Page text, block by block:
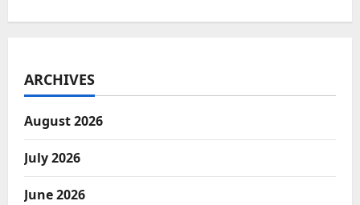
ARCHIVES
August 2026
July 2026
June 2026